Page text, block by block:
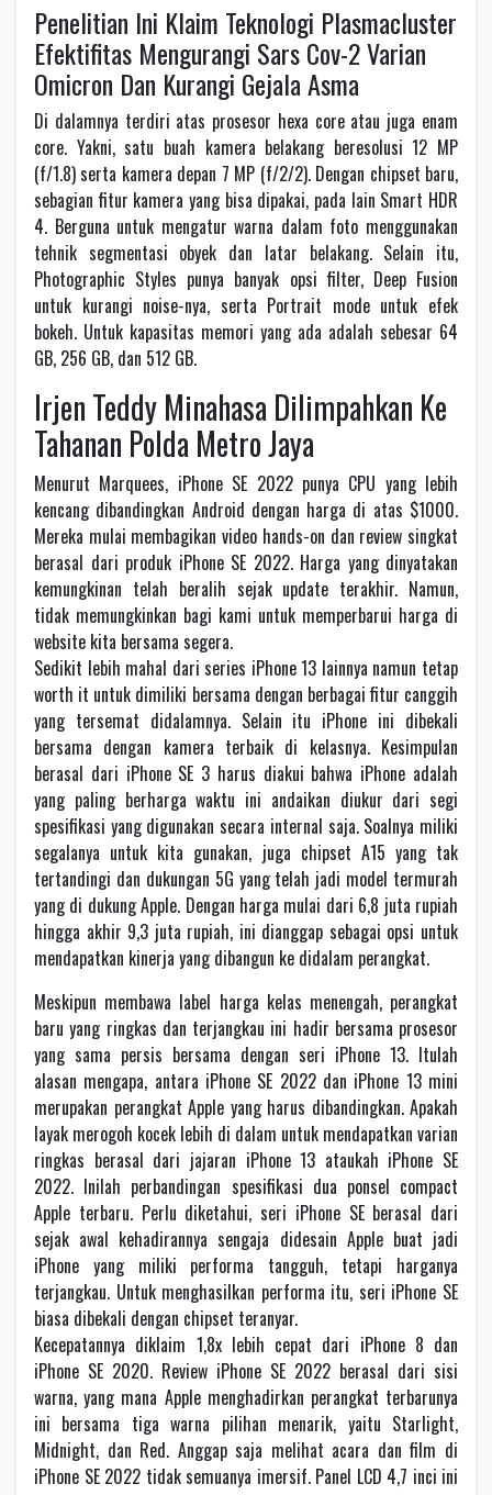
Penelitian Ini Klaim Teknologi Plasmacluster
Efektifitas Mengurangi Sars Cov-2 Varian
Omicron Dan Kurangi Gejala Asma
Di dalamnya terdiri atas prosesor hexa core atau juga enam
core. Yakni, satu buah kamera belakang beresolusi 12 MP
(f/1.8) serta kamera depan 7 MP (f/2/2). Dengan chipset baru,
sebagian fitur kamera yang bisa dipakai, pada lain Smart HDR
4. Berguna untuk mengatur warna dalam foto menggunakan
tehnik segmentasi obyek dan latar belakang. Selain itu,
Photographic Styles punya banyak opsi filter, Deep Fusion
untuk kurangi noise-nya, serta Portrait mode untuk efek
bokeh. Untuk kapasitas memori yang ada adalah sebesar 64
GB, 256 GB, dan 512 GB.
Irjen Teddy Minahasa Dilimpahkan Ke
Tahanan Polda Metro Jaya
Menurut Marquees, iPhone SE 2022 punya CPU yang lebih
kencang dibandingkan Android dengan harga di atas $1000.
Mereka mulai membagikan video hands-on dan review singkat
berasal dari produk iPhone SE 2022. Harga yang dinyatakan
kemungkinan telah beralih sejak update terakhir. Namun,
tidak memungkinkan bagi kami untuk memperbarui harga di
website kita bersama segera.
Sedikit lebih mahal dari series iPhone 13 lainnya namun tetap
worth it untuk dimiliki bersama dengan berbagai fitur canggih
yang tersemat didalamnya. Selain itu iPhone ini dibekali
bersama dengan kamera terbaik di kelasnya. Kesimpulan
berasal dari iPhone SE 3 harus diakui bahwa iPhone adalah
yang paling berharga waktu ini andaikan diukur dari segi
spesifikasi yang digunakan secara internal saja. Soalnya miliki
segalanya untuk kita gunakan, juga chipset A15 yang tak
tertandingi dan dukungan 5G yang telah jadi model termurah
yang di dukung Apple. Dengan harga mulai dari 6,8 juta rupiah
hingga akhir 9,3 juta rupiah, ini dianggap sebagai opsi untuk
mendapatkan kinerja yang dibangun ke didalam perangkat.
Meskipun membawa label harga kelas menengah, perangkat
baru yang ringkas dan terjangkau ini hadir bersama prosesor
yang sama persis bersama dengan seri iPhone 13. Itulah
alasan mengapa, antara iPhone SE 2022 dan iPhone 13 mini
merupakan perangkat Apple yang harus dibandingkan. Apakah
layak merogoh kocek lebih di dalam untuk mendapatkan varian
ringkas berasal dari jajaran iPhone 13 ataukah iPhone SE
2022. Inilah perbandingan spesifikasi dua ponsel compact
Apple terbaru. Perlu diketahui, seri iPhone SE berasal dari
sejak awal kehadirannya sengaja didesain Apple buat jadi
iPhone yang miliki performa tangguh, tetapi harganya
terjangkau. Untuk menghasilkan performa itu, seri iPhone SE
biasa dibekali dengan chipset teranyar.
Kecepatannya diklaim 1,8x lebih cepat dari iPhone 8 dan
iPhone SE 2020. Review iPhone SE 2022 berasal dari sisi
warna, yang mana Apple menghadirkan perangkat terbarunya
ini bersama tiga warna pilihan menarik, yaitu Starlight,
Midnight, dan Red. Anggap saja melihat acara dan film di
iPhone SE 2022 tidak semuanya imersif. Panel LCD 4,7 inci ini